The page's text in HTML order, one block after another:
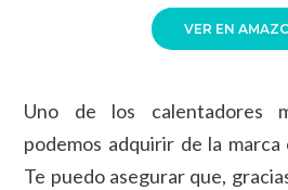
VER EN
Uno de los calentadores
podemos adquirir de la
Te puedo asegurar que,